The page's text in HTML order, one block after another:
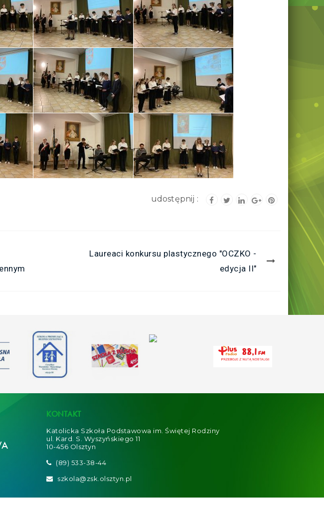
Laureaci konkursu plastycznego "OCZKO -
edycja II"
KONTAKT
Katolicka Szkoła Podstawowa im. Świętej Rodziny
ul. Kard. S. Wyszyńskiego 11
10-456 Olsztyn
(89) 533-38-44
szkola@zsk.olsztyn.pl